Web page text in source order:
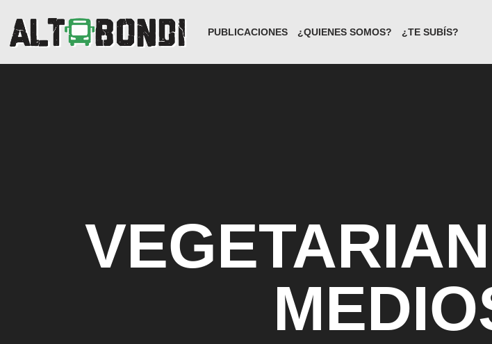
PUBLICACIONES ¿QUIENES SOMOS? ¿TE SUBÍS?